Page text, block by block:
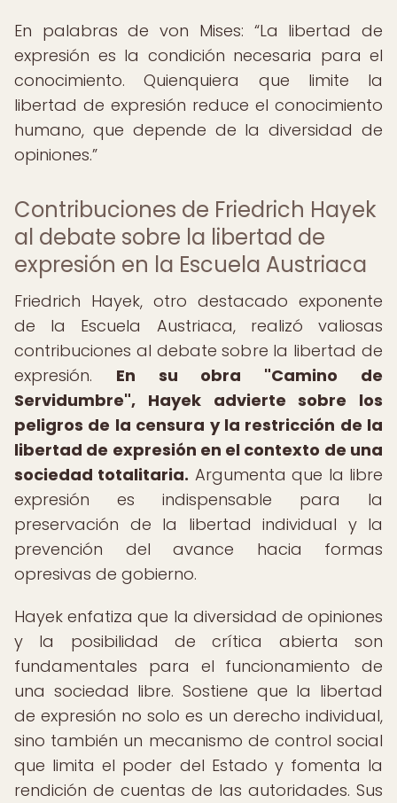
En palabras de von Mises:
La libertad de
expresión es la condición necesaria para el
conocimiento. Quienquiera que limite la
libertad de expresión reduce el conocimiento
humano, que depende de la diversidad de
opiniones.
Contribuciones de Friedrich Hayek
al debate sobre la libertad de
expresión en la Escuela Austriaca
Friedrich Hayek, otro destacado exponente
de la Escuela Austriaca, realizó valiosas
contribuciones al debate sobre la libertad de
expresión. En su obra "Camino de
Servidumbre", Hayek advierte sobre los
peligros de la censura y la restricción de la
libertad de expresión en el contexto de una
sociedad totalitaria. Argumenta que la libre
expresión es indispensable para la
preservación de la libertad individual y la
prevención del avance hacia formas
opresivas de gobierno.
Hayek enfatiza que la diversidad de opiniones
y la posibilidad de crítica abierta son
fundamentales para el funcionamiento de
una sociedad libre. Sostiene que la libertad
de expresión no solo es un derecho individual,
sino también un mecanismo de control social
que limita el poder del Estado y fomenta la
rendición de cuentas de las autoridades. Sus